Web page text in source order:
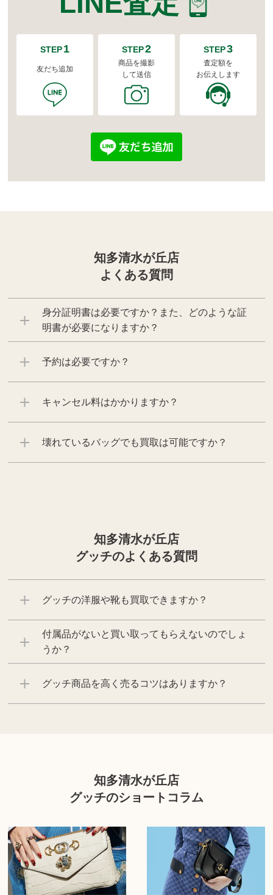
STEP1
友だち追加
STEP2
商品を撮影
して送信
STEP3
査定額を
お伝えします
知多清水が丘店
よくある質問
身分証明書は必要ですか？また、どのような証
明書が必要になりますか？
予約は必要ですか？
キャンセル料はかかりますか？
壊れているバッグでも買取は可能ですか？
知多清水が丘店
グッチのよくある質問
グッチの洋服や靴も買取できますか？
付属品がないと買い取ってもらえないのでしょ
うか？
グッチ商品を高く売るコツはありますか？
知多清水が丘店
グッチのショートコラム